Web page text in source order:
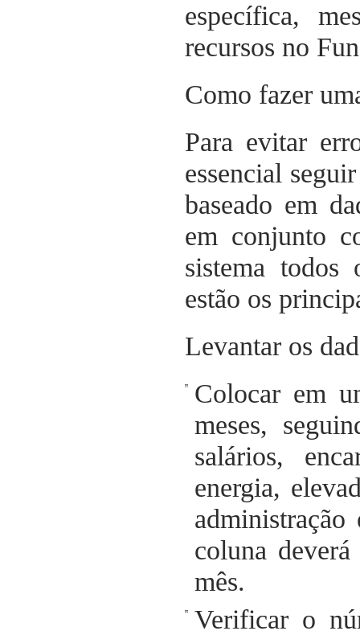
específica,
recursos no
Como fazer
Para evitar
essencial
baseado em
em conjunto
sistema todos
estão os
Levantar os
Colocar em
meses,
salários,
energia,
administração
coluna
mês.
Verificar o